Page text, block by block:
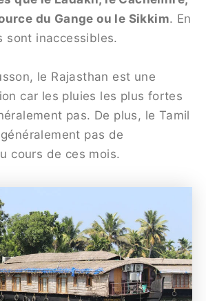
du Gange ou le Sikkim. En
sont inaccessibles.
le Rajasthan est une
car les pluies les plus fortes
pas. De plus, le Tamil
pas de
cours de ces mois.